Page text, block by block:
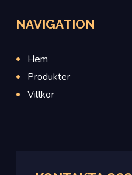
NAVIGATION
Hem
Produkter
Villkor